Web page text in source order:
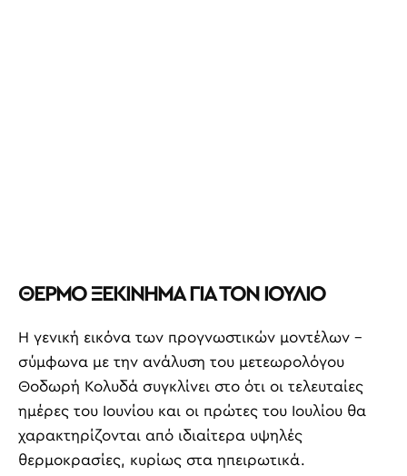
ΘΕΡΜΟ ΞΕΚΙΝΗΜΑ ΓΙΑ ΤΟΝ ΙΟΥΛΙΟ
Η γενική εικόνα των προγνωστικών μοντέλων –
σύμφωνα με την ανάλυση του μετεωρολόγου
Θοδωρή Κολυδά συγκλίνει στο ότι οι τελευταίες
ημέρες του Ιουνίου και οι πρώτες του Ιουλίου θα
χαρακτηρίζονται από ιδιαίτερα υψηλές
θερμοκρασίες, κυρίως στα ηπειρωτικά.